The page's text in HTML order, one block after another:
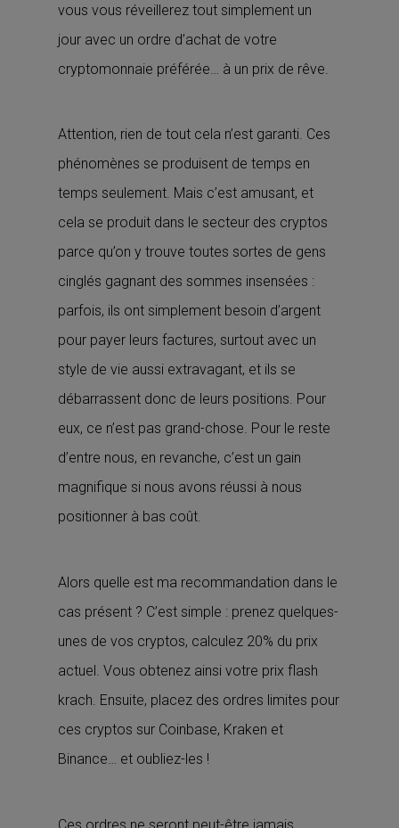
vous vous réveillerez tout simplement un
jour avec un ordre d’achat de votre
cryptomonnaie préférée… à un prix de rêve.
Attention, rien de tout cela n’est garanti. Ces
phénomènes se produisent de temps en
temps seulement. Mais c’est amusant, et
cela se produit dans le secteur des cryptos
parce qu’on y trouve toutes sortes de gens
cinglés gagnant des sommes insensées :
parfois, ils ont simplement besoin d’argent
pour payer leurs factures, surtout avec un
style de vie aussi extravagant, et ils se
débarrassent donc de leurs positions. Pour
eux, ce n’est pas grand-chose. Pour le reste
d’entre nous, en revanche, c’est un gain
magnifique si nous avons réussi à nous
positionner à bas coût.
Alors quelle est ma recommandation dans le
cas présent ? C’est simple : prenez quelques-
unes de vos cryptos, calculez 20% du prix
actuel. Vous obtenez ainsi votre prix flash
krach. Ensuite, placez des ordres limites pour
ces cryptos sur Coinbase, Kraken et
Binance… et oubliez-les !
Ces ordres ne seront peut-être jamais